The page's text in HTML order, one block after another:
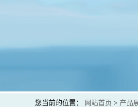
您当前的位置： 网站首页 > 产品